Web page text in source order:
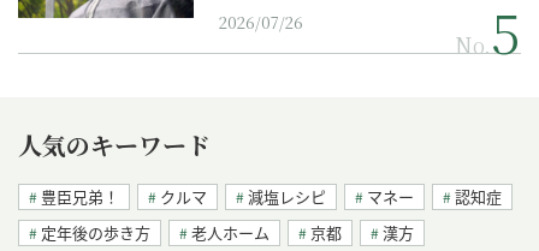
2026/07/26
No.
人気のキーワード
豊臣兄弟！ クルマ 減塩レシピ マネー
認知症
定年後の歩き方
老人ホーム 京都 漢方